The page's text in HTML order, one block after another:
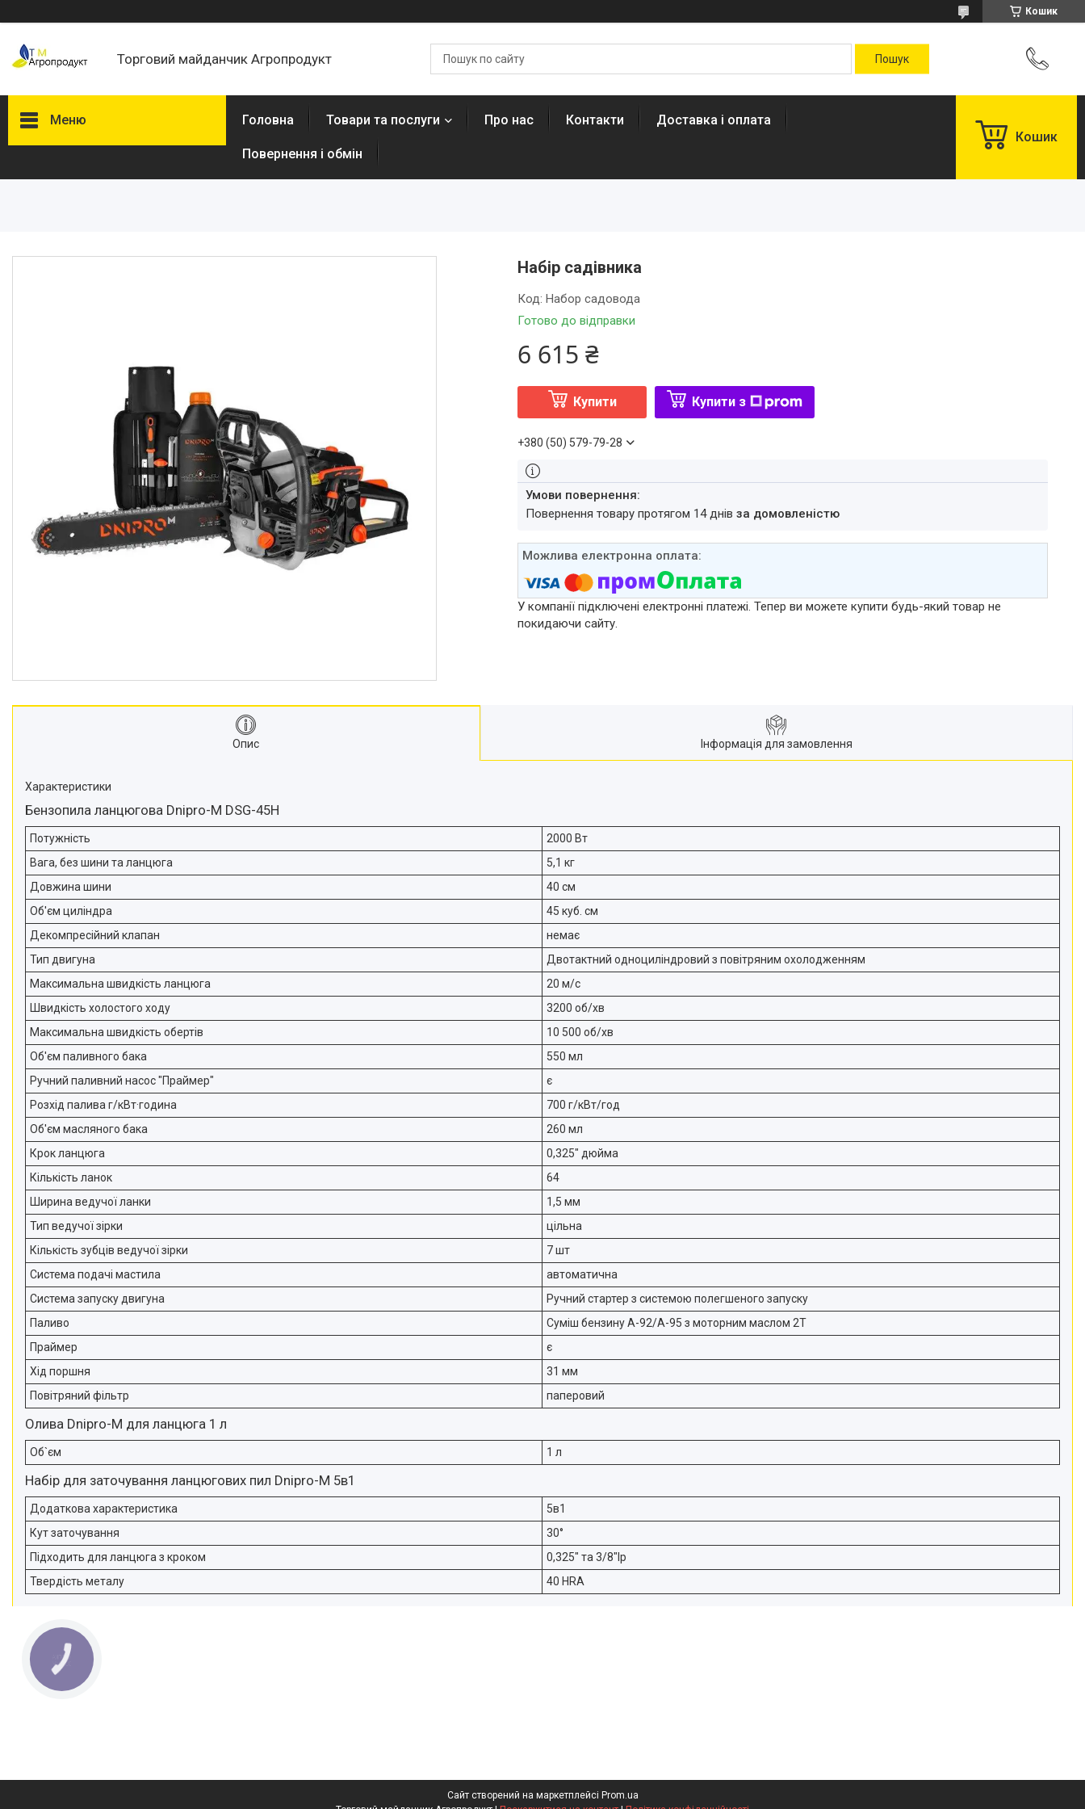
Кошик
Торговий майданчик Агропродукт
Меню Головна Товари та послуги Про нас Контакти Доставка і оплата
Повернення і обмін
Кошик
Набір садівника
Готово до відправки
Код:Набор садовода
6 615 ₴
Купити Купити з
+380 (50) 579-79-28
повернення товару протягом 14 днівза домовленістю
У компанії підключені електронні платежі. Тепер ви можете купити будь-який товар не
покидаючи сайту.
Опис Інформація для замовлення
Характеристики
Бензопила ланцюгова Dnipro-M DSG-45H
Потужність
2000 Вт
Вага, без шини та ланцюга
5,1 кг
Довжина шини
40 см
Об'єм циліндра
45 куб. см
Декомпресійний клапан
немає
Тип двигуна
Двотактний одноциліндровий з повітряним охолодженням
Максимальна швидкість ланцюга
20 м/с
Швидкість холостого ходу
3200 об/хв
Максимальна швидкість обертів
10 500 об/хв
Об'єм паливного бака
550 мл
Ручний паливний насос "Праймер"
є
Розхід палива г/кВт·година
700 г/кВт/год
Об'єм масляного бака
260 мл
Крок ланцюга
0,325" дюйма
Кількість ланок
64
Ширина ведучої ланки
1,5 мм
Тип ведучої зірки
цільна
Кількість зубців ведучої зірки
7 шт
Система подачі мастила
автоматична
Система запуску двигуна
Ручний стартер з системою полегшеного запуску
Паливо
Суміш бензину А-92/А-95 з моторним маслом 2Т
Праймер
є
Хід поршня
31 мм
Повітряний фільтр
паперовий
Олива Dnipro-M для ланцюга 1 л
Об`єм 1 л
Набір для заточування ланцюгових пил Dnipro-M 5в1
Додаткова характеристика
5в1
Кут заточування
30°
Підходить для ланцюга з кроком
0,325" та 3/8"lp
Твердість металу
40 HRA
Сайт створений на маркетплейсі Prom.ua
КНОПКА
ЗВ'ЯЗКУ